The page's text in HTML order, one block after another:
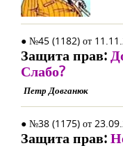
● №45 (1182) от
Защита прав:
Слабо?
Петр Довганюк
● №38 (1175) от
Защита прав: